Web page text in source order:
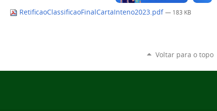
RetificaoClassificaoFinalCartaInteno2023.pdf — 183 KB
Voltar para o topo